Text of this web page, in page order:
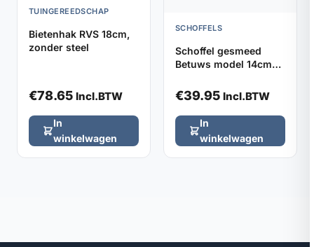
TUINGEREEDSCHAP
Bietenhak RVS 18cm,
zonder steel
€78.65 Incl.BTW
In
winkelwagen
SCHOFFELS
Schoffel gesmeed
Betuws model 14cm
€39.95 Incl.BTW
In
winkelwagen